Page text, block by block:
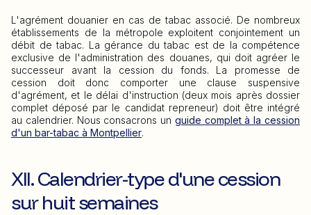
L'agrément douanier en cas de tabac associé. De nombreux
établissements de la métropole exploitent conjointement un
débit de tabac. La gérance du tabac est de la compétence
exclusive de l'administration des douanes, qui doit agréer le
successeur avant la cession du fonds. La promesse de
cession doit donc comporter une clause suspensive
d'agrément, et le délai d'instruction (deux mois après dossier
complet déposé par le candidat repreneur) doit être intégré
au calendrier. Nous consacrons un guide complet à la cession
d'un bar-tabac à Montpellier.
XII. Calendrier-type d'une cession
sur huit semaines